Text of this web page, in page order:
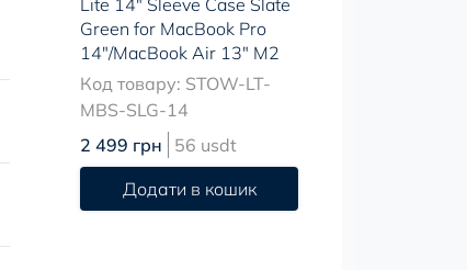
Lite 14" Sleeve Case Slate
Green for MacBook Pro
14"/MacBook Air 13" M2
Код товару: STOW-LT-
MBS-SLG-14
2 499 грн
56 usdt
Додати в кошик